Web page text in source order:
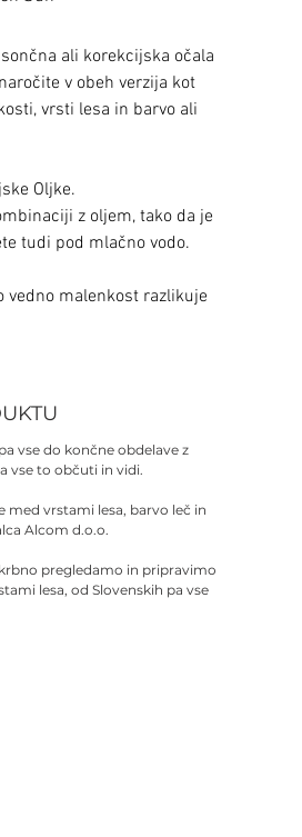
ali korekcijska očala
v obeh verzija kot
vrsti lesa in barvo ali
Oljke.
z oljem, tako da je
tudi pod mlačno vodo.
malenkost razlikuje
vse do končne obdelave z
vse to občuti in vidi.
med vrstami lesa, barvo leč in
Alcom d.o.o.
pregledamo in pripravimo
lesa, od Slovenskih pa vse